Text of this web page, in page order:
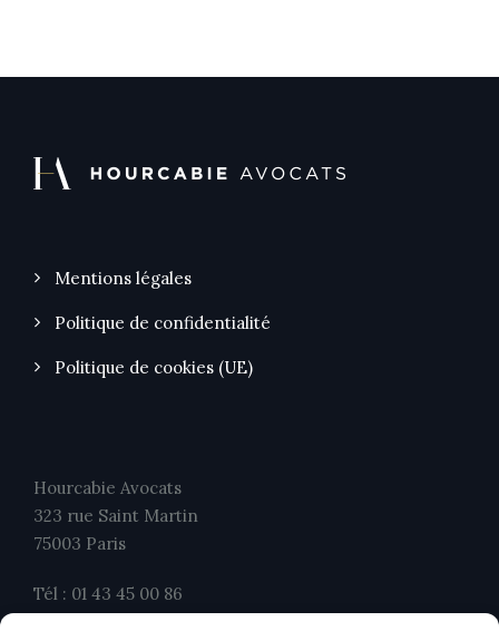
Mentions légales
Politique de confidentialité
Politique de cookies (UE)
Hourcabie Avocats
323 rue Saint Martin
75003 Paris
Tél : 01 43 45 00 86